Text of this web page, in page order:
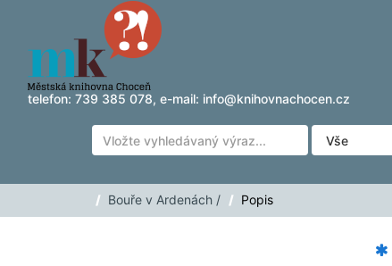
Přeskočit na obsah
telefon: 739 385 078, e-mail: info@knihovnachocen.cz
Bouře v Ardenách / Popis